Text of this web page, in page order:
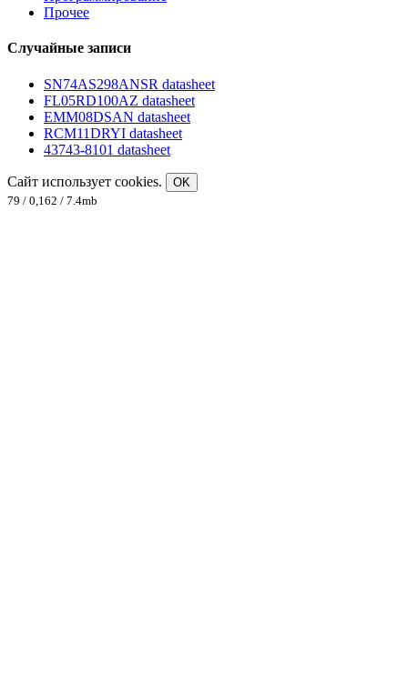
Прочее
Случайные записи
SN74AS298ANSR datasheet
FL05RD100AZ datasheet
EMM08DSAN datasheet
RCM11DRYI datasheet
43743-8101 datasheet
Сайт использует cookies.
OK
79 / 0,162 / 7.4mb